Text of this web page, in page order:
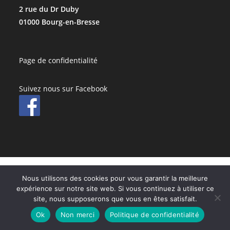
2 rue du Dr Duby
01000 Bourg-en-Bresse
Page de confidentialité
Suivez nous sur Facebook
Nous utilisons des cookies pour vous garantir la meilleure
expérience sur notre site web. Si vous continuez à utiliser ce
site, nous supposerons que vous en êtes satisfait.
Ok
Non merci Politique de confidentialité